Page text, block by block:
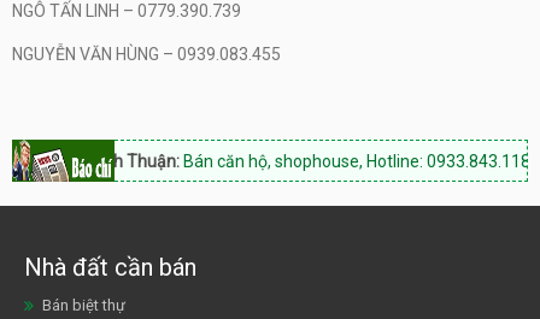
NGÔ TẤN LINH – 0779.390.739
NGUYỄN VĂN HÙNG – 0939.083.455
Tower Ninh Thuận:Bán căn hộ, shophouse, Hotline: 0933.843.118
Nhà đất cần bán
Bán biệt thự